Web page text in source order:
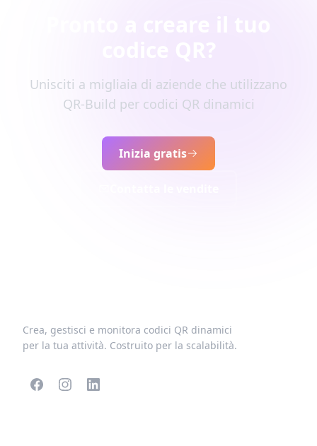
Unisciti a migliaia di aziende che utilizzano
QR-Build per codici QR dinamici
Inizia gratis
Crea, gestisci e monitora codici QR dinamici
per la tua attività. Costruito per la scalabilità.